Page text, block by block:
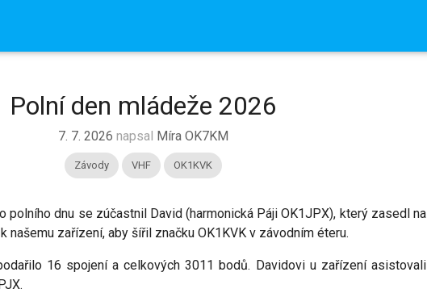
Polní den mládeže 2026
7. 7. 2026 napsal Míra OK7KM
Závody VHF OK1KVK
polního dnu se zúčastnil David (harmonická Páji OK1JPX), který zasedl na
našemu zařízení, aby šířil značku OK1KVK v závodním éteru.
16 spojení a celkových 3011 bodů. Davidovi u zařízení asistovali